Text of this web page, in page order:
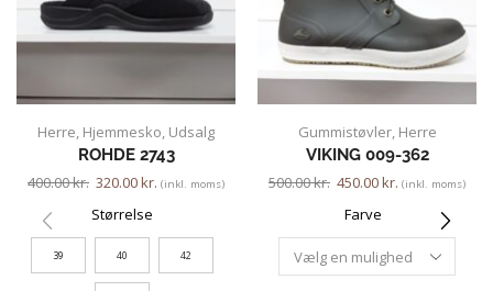
Herre, Hjemmesko, Udsalg
ROHDE 2743
400.00kr. 320.00kr. (inkl. moms)
Størrelse
39 40 42
Gummistøvler, Herre
VIKING 009-362
500.00kr. 450.00kr. (inkl. moms)
Farve